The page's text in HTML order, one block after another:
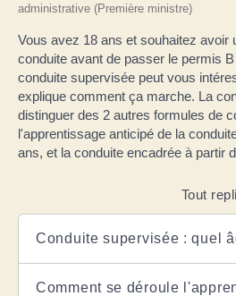
administrative (Première ministre)
Vous avez 18 ans et souhaitez avoir
conduite avant de passer le permis
conduite supervisée peut vous
explique comment ça marche. La
distinguer des 2 autres formules de
l'apprentissage anticipé de la
ans, et la conduite encadrée à partir
Tout
Conduite supervisée : quel
Comment se déroule